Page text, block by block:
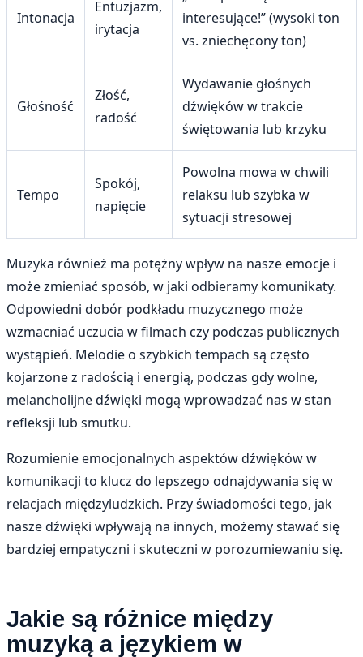
Intonacja
Entuzjazm,
irytacja
interesujące!” (wysoki ton
vs. zniechęcony ton)
Głośność
Złość,
radość
Wydawanie głośnych
dźwięków w trakcie
świętowania lub krzyku
Tempo
Spokój,
napięcie
Powolna mowa w chwili
relaksu lub szybka w
sytuacji stresowej
Muzyka również ma potężny wpływ na nasze emocje i
może zmieniać sposób, w jaki odbieramy komunikaty.
Odpowiedni dobór podkładu muzycznego może
wzmacniać uczucia w filmach czy podczas publicznych
wystąpień. Melodie o szybkich tempach są często
kojarzone z radością i energią, podczas gdy wolne,
melancholijne dźwięki mogą wprowadzać nas w stan
refleksji lub smutku.
Rozumienie emocjonalnych aspektów dźwięków w
komunikacji to klucz do lepszego odnajdywania się w
relacjach międzyludzkich. Przy świadomości tego, jak
nasze dźwięki wpływają na innych, możemy stawać się
bardziej empatyczni i skuteczni w porozumiewaniu się.
Jakie są różnice między
muzyką a językiem w